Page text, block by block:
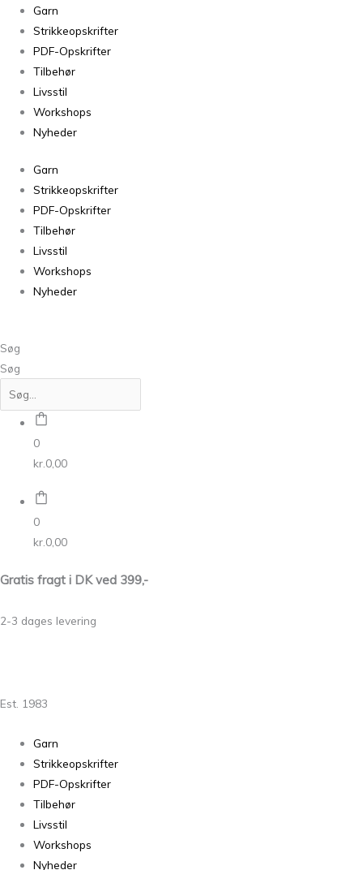
Garn
Strikkeopskrifter
PDF-Opskrifter
Tilbehør
Livsstil
Workshops
Nyheder
Garn
Strikkeopskrifter
PDF-Opskrifter
Tilbehør
Livsstil
Workshops
Nyheder
Søg
Søg
0
kr. 0,00
0
kr. 0,00
Gratis fragt i DK ved 399,-
2-3 dages levering
Est. 1983
Garn
Strikkeopskrifter
PDF-Opskrifter
Tilbehør
Livsstil
Workshops
Nyheder
Fungus
Shawl
Cardigan
Light
antal